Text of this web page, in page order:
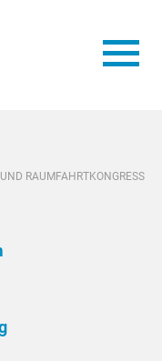
RAUMFAHRTKONGRESS